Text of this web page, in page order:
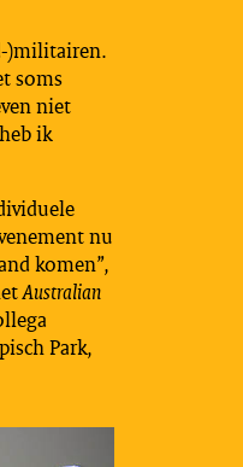
)militairen.
soms
niet
ik
nu
komen”,
Australian
Park,